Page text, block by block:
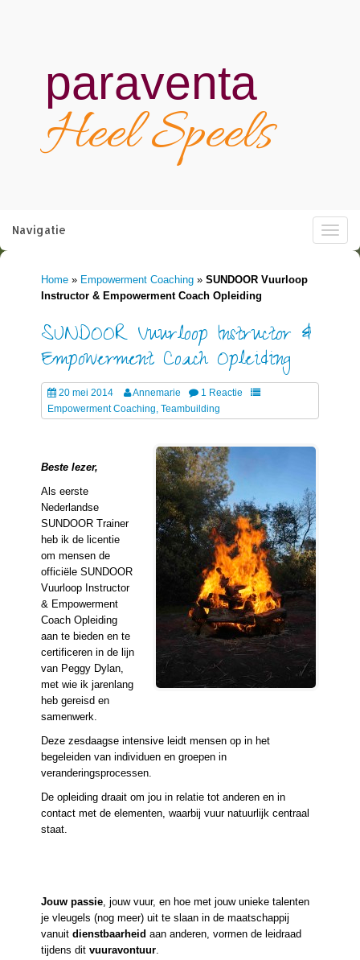
paraventa
Heel Speels
Toggle
Navigatie
Home » Empowerment Coaching » SUNDOOR Vuurloop
Instructor & Empowerment Coach Opleiding
SUNDOOR Vuurloop Instructor &
Empowerment Coach Opleiding
20 mei 2014 Annemarie
1 Reactie
Empowerment Coaching, Teambuilding
Beste lezer,
Als eerste
Nederlandse
SUNDOOR Trainer
heb ik de licentie
om mensen de
officiële SUNDOOR
Vuurloop Instructor
& Empowerment
Coach Opleiding
aan te bieden en te
certificeren in de lijn
van Peggy Dylan,
met wie ik jarenlang
heb gereisd en
samenwerk.
Deze zesdaagse intensive leidt mensen op in het
begeleiden van individuen en groepen in
veranderingsprocessen.
De opleiding draait om jou in relatie tot anderen en in
contact met de elementen, waarbij vuur natuurlijk centraal
staat.
Jouw passie, jouw vuur, en hoe met jouw unieke talenten
je vleugels (nog meer) uit te slaan in de maatschappij
vanuit dienstbaarheid aan anderen, vormen de leidraad
tijdens dit vuuravontuur.